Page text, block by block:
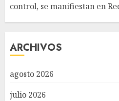
control, se manifiestan en
ARCHIVOS
agosto 2026
julio 2026